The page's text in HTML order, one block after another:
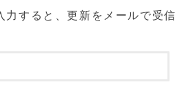
力すると、更新をメールで受信